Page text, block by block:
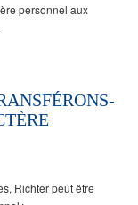
personnel aux
Richter peut être